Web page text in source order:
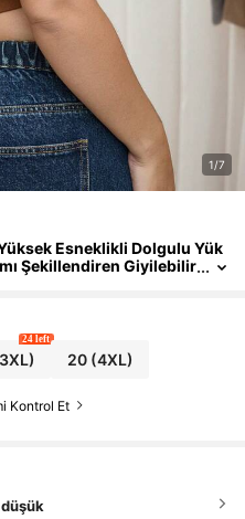
1/7
Esneklikli Dolgulu Yük
Şekillendiren Giyilebilir
24 left
20(4XL)
Kontrol Et